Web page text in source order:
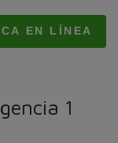
EN LÍNEA
1​